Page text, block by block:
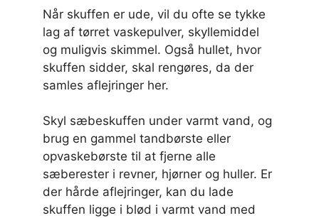
Når skuffen er ude, vil du ofte se tykke
lag af tørret vaskepulver, skyllemiddel
og muligvis skimmel. Også hullet, hvor
skuffen sidder, skal rengøres, da der
samles aflejringer her.
Skyl sæbeskuffen under varmt vand, og
brug en gammel tandbørste eller
opvaskebørste til at fjerne alle
sæberester i revner, hjørner og huller. Er
der hårde aflejringer, kan du lade
skuffen ligge i blød i varmt vand med